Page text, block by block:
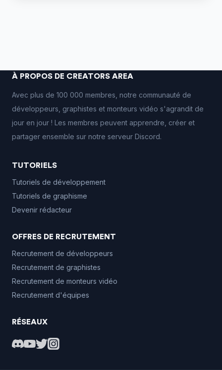
À PROPOS DE CREATORS AREA
Avec plus de 100 000 membres, notre communauté de
développeurs, graphistes et monteurs vidéo s'agrandit de
jour en jour ! Les membres peuvent apprendre, créer et
partager ensemble sur notre serveur Discord.
TUTORIELS
Tutoriels de développement
Tutoriels de graphisme
Devenir rédacteur
OFFRES DE RECRUTEMENT
Recrutement de développeurs
Recrutement de graphistes
Recrutement de monteurs vidéo
Recrutement d'équipes
RÉSEAUX